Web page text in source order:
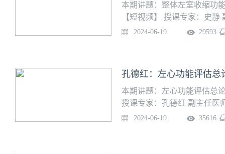
本期讲题：整体左室收缩功
【短视频】 授课专家：史
2024-06-19 29593
孔德红：左心功能评估总
本期讲题：左心功能评估总
授课专家：孔德红 副主任医
2024-06-19 35616